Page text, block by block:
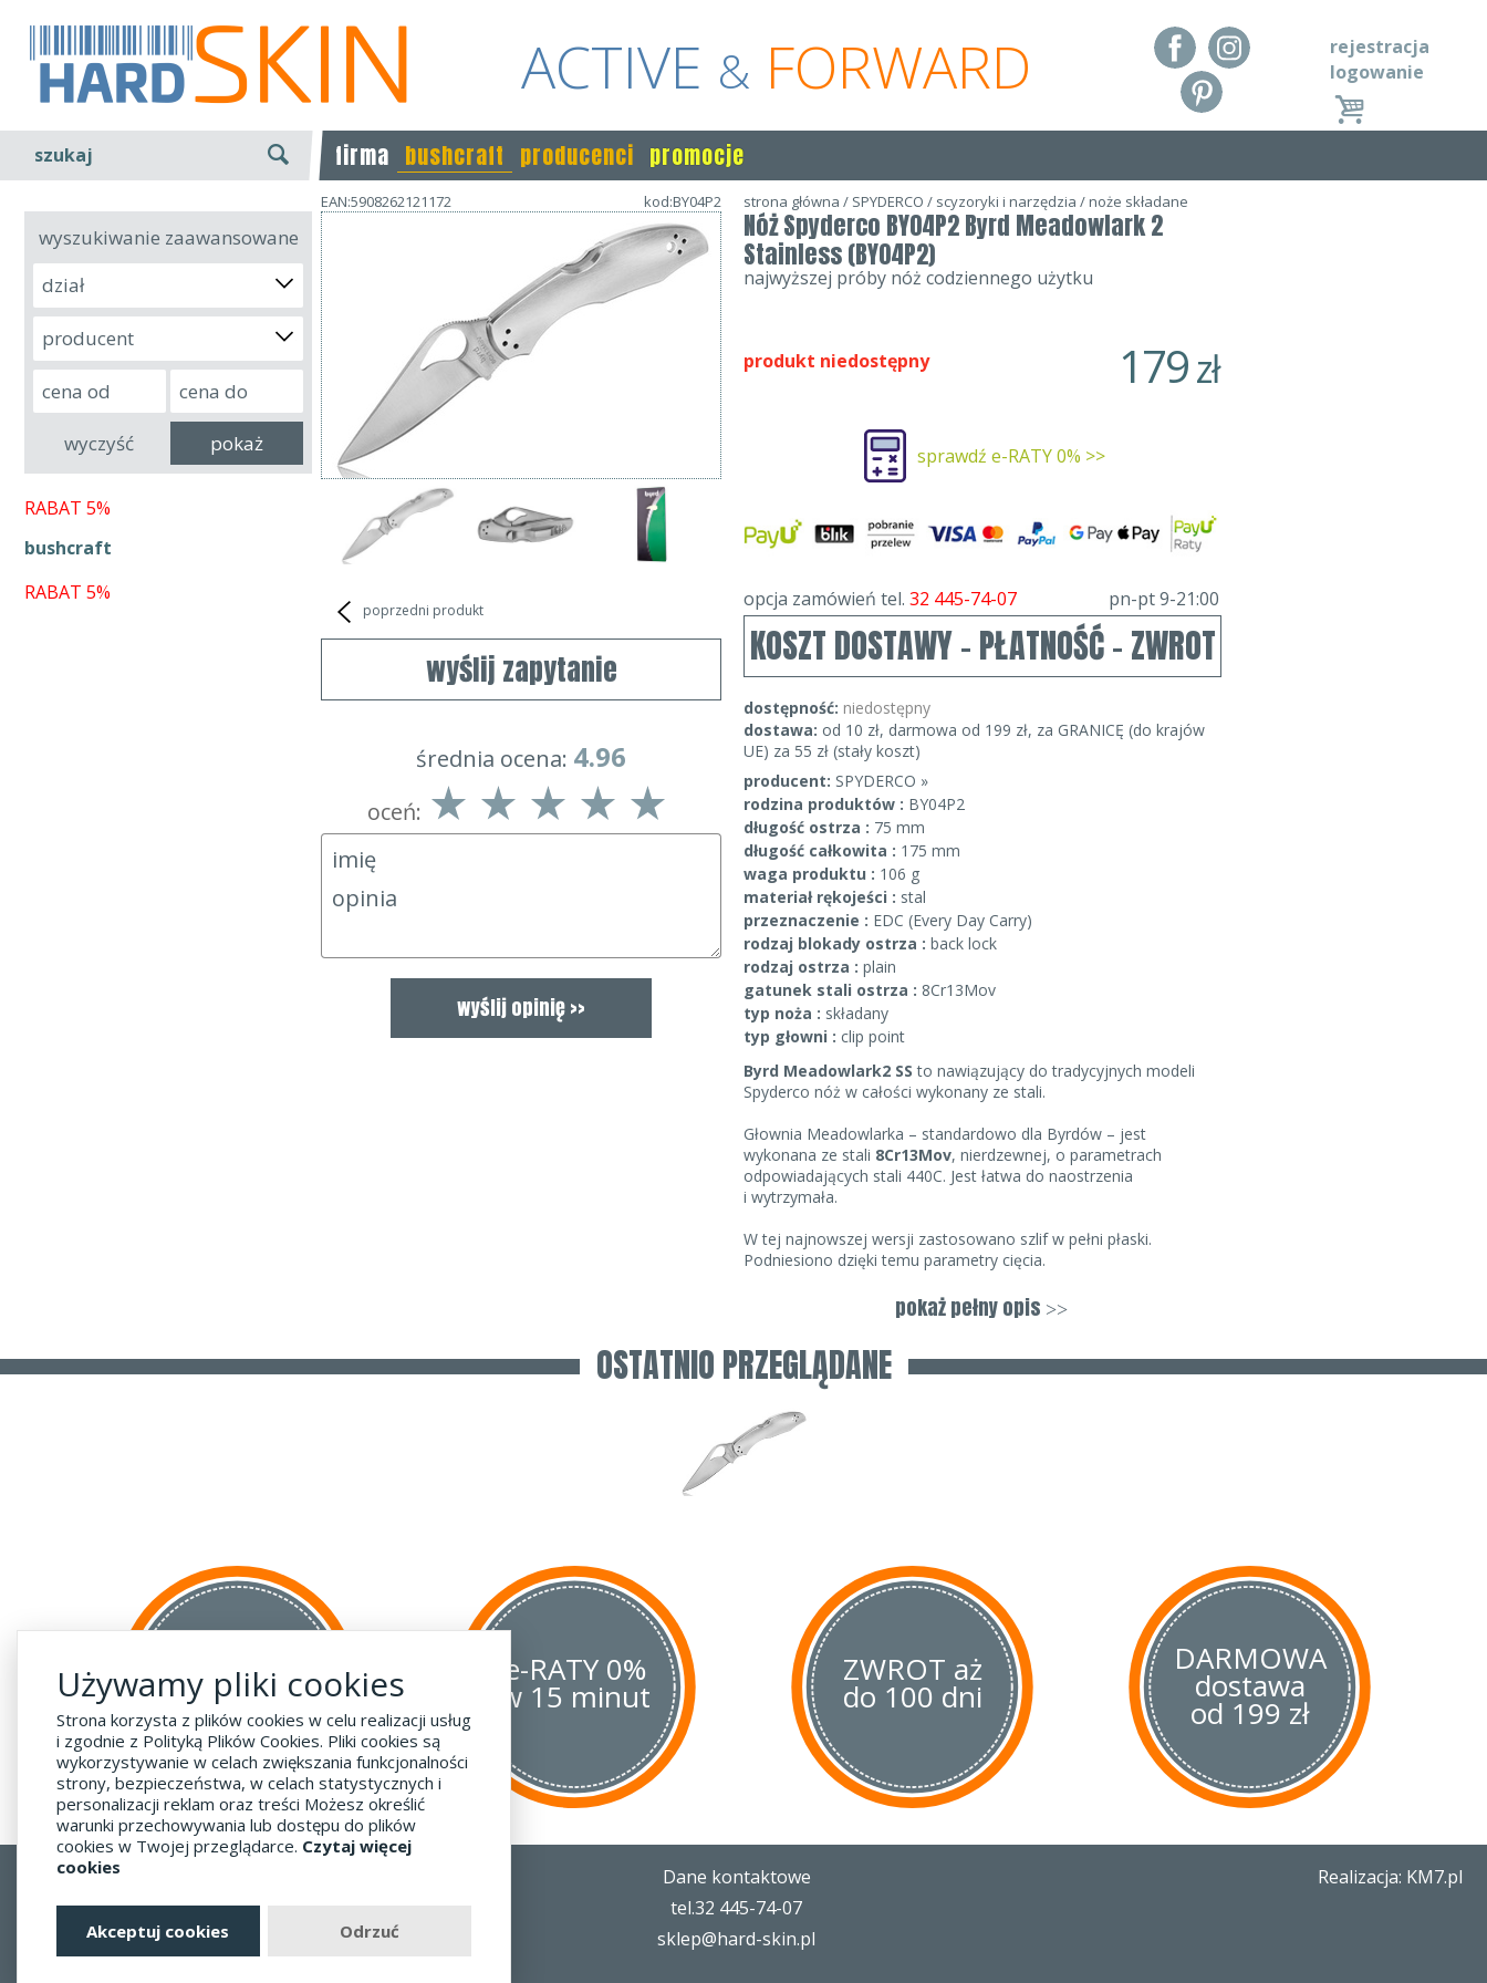
ACTIVE & FORWARD
rejestracja
logowanie
szukaj firma bushcraft producenci promocje
wyszukiwanie zaawansowane
dział
producent
RABAT 5%
bushcraft
RABAT 5%
EAN:5908262121172 kod:BY04P2
poprzedni produkt
wyślij zapytanie
średnia ocena: 4.96
oceń:
strona główna / SPYDERCO / scyzoryki i narzędzia /noże składane
Nóż Spyderco BY04P2 Byrd Meadowlark 2
Stainless (BY04P2)
najwyższej próby nóż codziennego użytku
179zł
produkt niedostępny
sprawdź e-RATY 0% >>
opcja zamówień tel. 32 445-74-07 pn-pt 9-21:00
KOSZT DOSTAWY - PŁATNOŚĆ - ZWROT
dostępność: niedostępny
dostawa: od 10 zł, darmowa od 199 zł, za GRANICĘ (do krajów
UE) za 55 zł (stały koszt)
producent: SPYDERCO »
rodzina produktów : BY04P2
długość ostrza : 75 mm
długość całkowita : 175 mm
waga produktu : 106 g
materiał rękojeści : stal
przeznaczenie : EDC (Every Day Carry)
rodzaj blokady ostrza : back lock
rodzaj ostrza : plain
gatunek stali ostrza : 8Cr13Mov
typ noża : składany
typ głowni : clip point
Byrd Meadowlark2 SS to nawiązujący do tradycyjnych modeli
Spyderco nóż w całości wykonany ze stali.
Głownia Meadowlarka – standardowo dla Byrdów – jest
wykonana ze stali 8Cr13Mov, nierdzewnej, o parametrach
odpowiadających stali 440C. Jest łatwa do naostrzenia
i wytrzymała.
W tej najnowszej wersji zastosowano szlif w pełni płaski.
Podniesiono dzięki temu parametry cięcia.
Głownię umieszczono w okładkach stalowych które nadają
całemu projektowi klasycznego ponadczasowego wyglądu.
Blokada to standardowy
zabezpieczającym przed przypadkowym zwolnieniem.
Klips stalowy posiada cztery możliwości montażu. Można go
pokaż pełny opis >>
OSTATNIO PRZEGLĄDANE
do krajów UE
za 55 zł
e-RATY 0%
w 15 minut
ZWROT aż
do 100 dni
DARMOWA
dostawa
od 199 zł
Regulamin
Dostawa - Płatność - Zwrot
Polityka prywatności i pliki cookies
Dane kontaktowe
tel.32 445-74-07
sklep@hard-skin.pl
Realizacja: KM7.pl
Używamy pliki cookies
Strona korzysta z plików cookies w celu realizacji usług
i zgodnie z Polityką Plików Cookies. Pliki cookies są
wykorzystywanie w celach zwiększania funkcjonalności
strony, bezpieczeństwa, w celach statystycznych i
personalizacji reklam oraz treści Możesz określić
warunki przechowywania lub dostępu do plików
cookies w Twojej przeglądarce. Czytaj więcej
cookies
Akceptuj cookies Odrzuć